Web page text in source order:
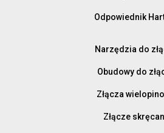
Odpowiednik
Narzędzia do
Obudowy do
Złącza
Złącze